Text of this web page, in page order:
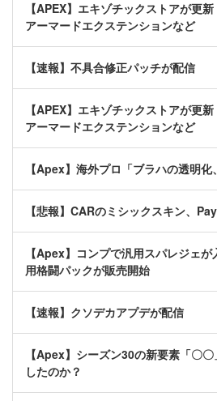
【APEX】エキゾチックストアが更新
アーマードエクステンションなど
【速報】不具合修正パッチが配信
【APEX】エキゾチックストアが更新
アーマードエクステンションなど
【Apex】海外プロ「ブラハの透明化
【悲報】CARのミシックスキン、
【Apex】コンプで汎用スパレジェ
用格闘パックが販売開始
【速報】クソデカアプデが配信
【Apex】シーズン30の新要素「〇
したのか？